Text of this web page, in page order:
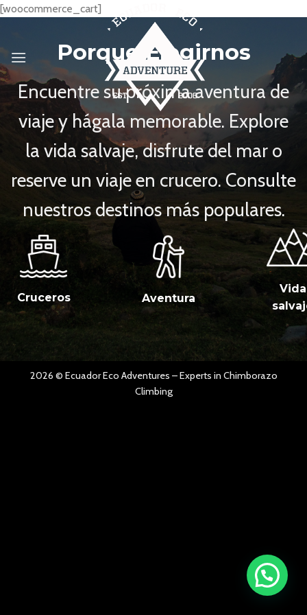
Skip
[woocommerce_cart]
Porque Elegirnos
Encuentre su próxima aventura de
viaje y hágala memorable. Explore
la vida salvaje, disfrute del mar o
reserve un viaje en crucero. Consulte
nuestros destinos más populares.
Cruceros Aventura
Vida
2026 © Ecuador Eco Adventures – Experts in Chimborazo
Climbing